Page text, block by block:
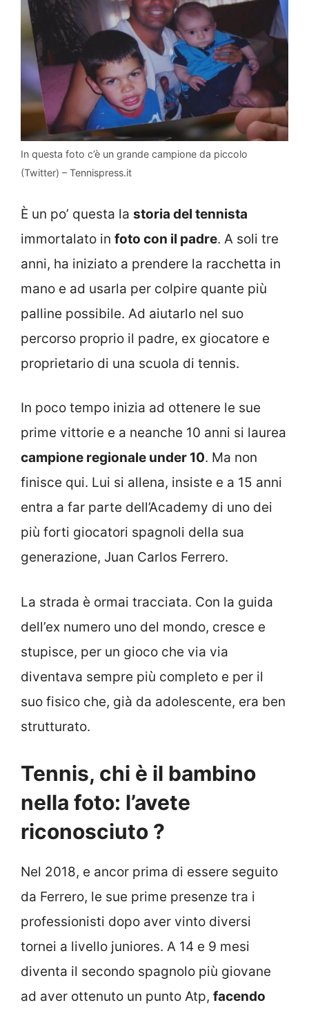
In questa foto c’è un grande campione da piccolo
(Twitter) – Tennispress.it
È un po’ questa la storia del tennista
immortalato in foto con il padre. A soli tre
anni, ha iniziato a prendere la racchetta in
mano e ad usarla per colpire quante più
palline possibile. Ad aiutarlo nel suo
percorso proprio il padre, ex giocatore e
proprietario di una scuola di tennis.
In poco tempo inizia ad ottenere le sue
prime vittorie e a neanche 10 anni si laurea
campione regionale under 10. Ma non
finisce qui. Lui si allena, insiste e a 15 anni
entra a far parte dell’Academy di uno dei
più forti giocatori spagnoli della sua
generazione, Juan Carlos Ferrero.
La strada è ormai tracciata. Con la guida
dell’ex numero uno del mondo, cresce e
stupisce, per un gioco che via via
diventava sempre più completo e per il
suo fisico che, già da adolescente, era ben
strutturato.
Tennis, chi è il bambino
nella foto: l’avete
riconosciuto ?
Nel 2018, e ancor prima di essere seguito
da Ferrero, le sue prime presenze tra i
professionisti dopo aver vinto diversi
tornei a livello juniores. A 14 e 9 mesi
diventa il secondo spagnolo più giovane
ad aver ottenuto un punto Atp, facendo